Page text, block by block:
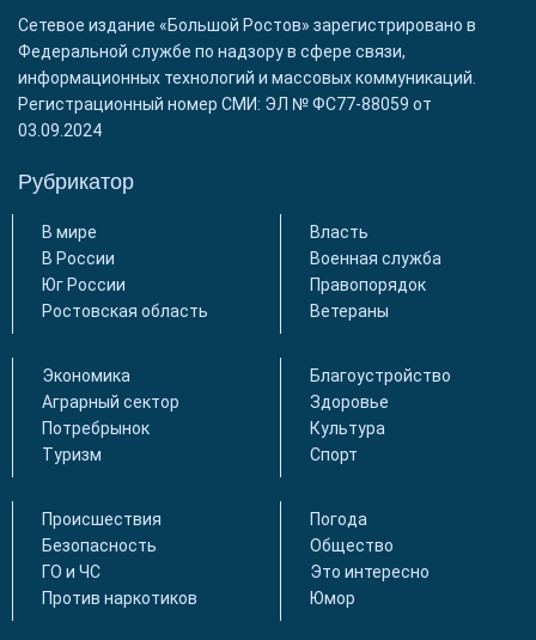
Сетевое издание «Большой Ростов» зарегистрировано в
Федеральной службе по надзору в сфере связи,
информационных технологий и массовых коммуникаций.
Регистрационный номер СМИ: ЭЛ № ФС77-88059 от
03.09.2024
Рубрикатор
В мире
В России
Юг России
Ростовская область
Власть
Военная служба
Правопорядок
Ветераны
Экономика
Аграрный сектор
Потребрынок
Туризм
Благоустройство
Здоровье
Культура
Спорт
Происшествия
Безопасность
ГО и ЧС
Против наркотиков
Погода
Общество
Это интересно
Юмор